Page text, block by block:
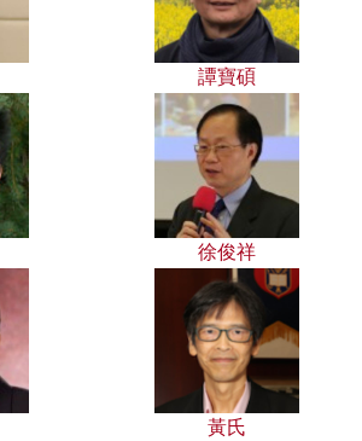
譚寶碩
徐俊祥
黃氏